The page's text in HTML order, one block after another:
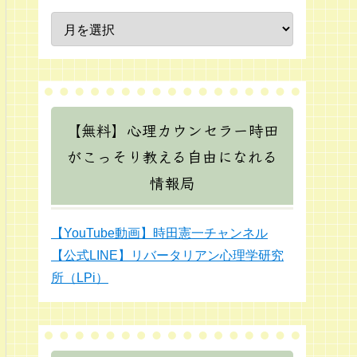
【無料】心理カウンセラー時田
がこっそり教える自由になれる
情報局
【YouTube動画】時田憲一チャンネル
【公式LINE】リバータリアン心理学研究
所（LPi）